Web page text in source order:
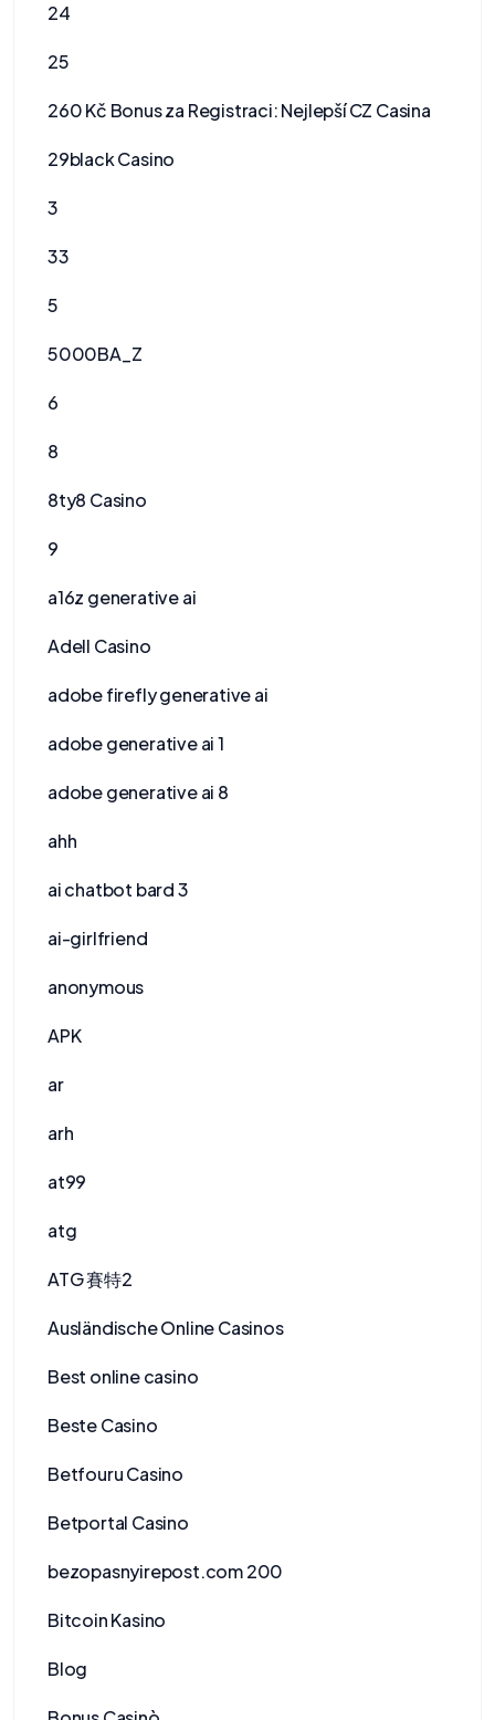
24
25
260 Kč Bonus za Registraci: Nejlepší CZ Casina
29black Casino
3
33
5
5000BA_Z
6
8
8ty8 Casino
9
a16z generative ai
Adell Casino
adobe firefly generative ai
adobe generative ai 1
adobe generative ai 8
ahh
ai chatbot bard 3
ai-girlfriend
anonymous
APK
ar
arh
at99
atg
ATG 賽特2
Ausländische Online Casinos
Best online casino
Beste Casino
Betfouru Casino
Betportal Casino
bezopasnyirepost.com 200
Bitcoin Kasino
Blog